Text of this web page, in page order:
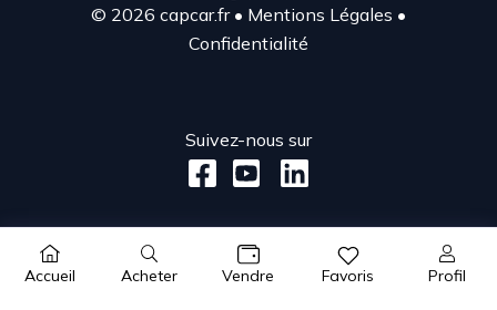
Accueil Acheter Vendre Favoris Profil
© 2026 capcar.fr• Mentions Légales •
Confidentialité
Suivez-nous sur